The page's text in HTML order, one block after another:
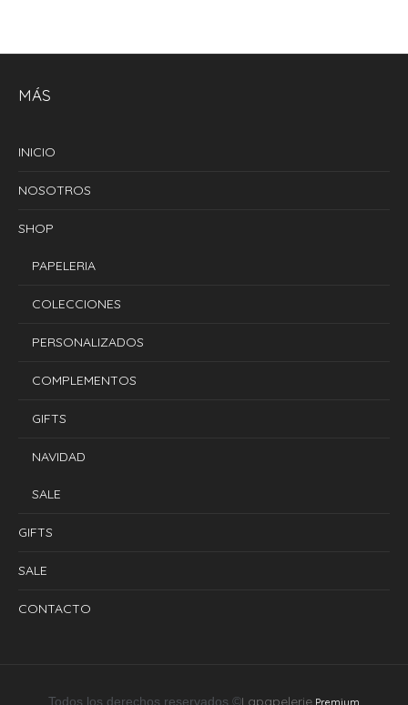
MÁS
INICIO
NOSOTROS
SHOP
PAPELERIA
COLECCIONES
PERSONALIZADOS
COMPLEMENTOS
GIFTS
NAVIDAD
SALE
GIFTS
SALE
CONTACTO
Todos los derechos reservados ©Lapapelerie Premium